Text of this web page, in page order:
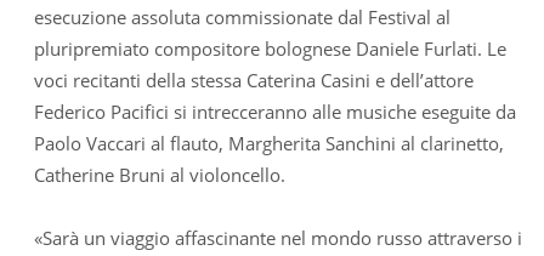
esecuzione assoluta commissionate dal Festival al
pluripremiato compositore bolognese Daniele Furlati. Le
voci recitanti della stessa Caterina Casini e dell’attore
Federico Pacifici si intrecceranno alle musiche eseguite da
Paolo Vaccari al flauto, Margherita Sanchini al clarinetto,
Catherine Bruni al violoncello.
«Sarà un viaggio affascinante nel mondo russo attraverso i